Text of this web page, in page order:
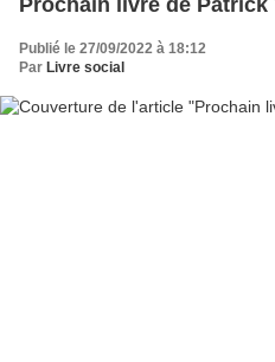
Prochain livre de Patrick
Publié le 27/09/2022 à 18:12
Par Livre social